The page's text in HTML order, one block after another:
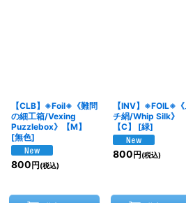
【CLB】※Foil※《難問
の細工箱/Vexing
Puzzlebox》【M】
[無色]
800 円 (税込)
【INV】※FOIL※《
チ絹/Whip Silk》
【C】
[緑]
800 円 (税込)